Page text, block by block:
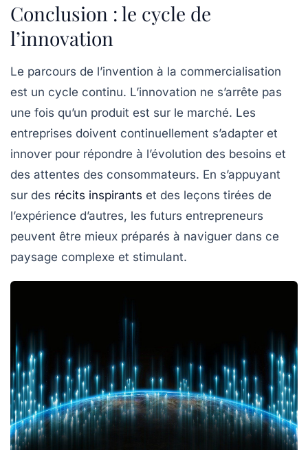
Conclusion : le cycle de
l’innovation
Le parcours de l’invention à la commercialisation
est un cycle continu. L’innovation ne s’arrête pas
une fois qu’un produit est sur le marché. Les
entreprises doivent continuellement s’adapter et
innover pour répondre à l’évolution des besoins et
des attentes des consommateurs. En s’appuyant
sur des récits inspirants et des leçons tirées de
l’expérience d’autres, les futurs entrepreneurs
peuvent être mieux préparés à naviguer dans ce
paysage complexe et stimulant.